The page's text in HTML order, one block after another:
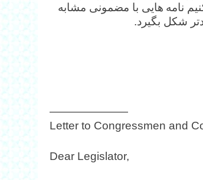
نامه هایی با مضمونی مشابه
شکل بگیرد.
———————
Letter to Congressmen and
Dear Legislator,